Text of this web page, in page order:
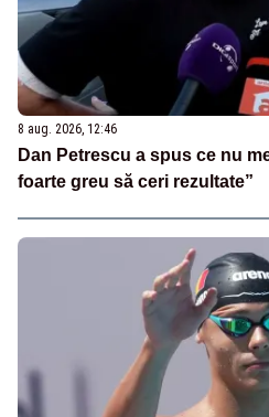
8 aug. 2026, 12:46
Dan Petrescu a spus ce nu
foarte greu să ceri rezultate”